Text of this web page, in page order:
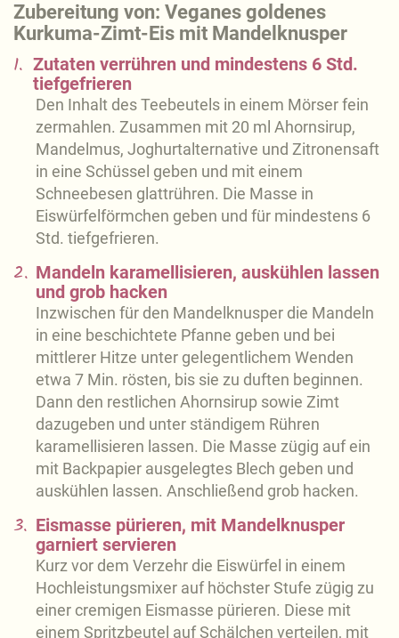
Zubereitung von: Veganes goldenes
Kurkuma-Zimt-Eis mit Mandelknusper
1. Zutaten verrühren und mindestens 6 Std.
tiefgefrieren
Den Inhalt des Teebeutels in einem Mörser fein
zermahlen. Zusammen mit 20 ml Ahornsirup,
Mandelmus, Joghurtalternative und Zitronensaft
in eine Schüssel geben und mit einem
Schneebesen glattrühren. Die Masse in
Eiswürfelförmchen geben und für mindestens 6
Std. tiefgefrieren.
2. Mandeln karamellisieren, auskühlen lassen
und grob hacken
Inzwischen für den Mandelknusper die Mandeln
in eine beschichtete Pfanne geben und bei
mittlerer Hitze unter gelegentlichem Wenden
etwa 7 Min. rösten, bis sie zu duften beginnen.
Dann den restlichen Ahornsirup sowie Zimt
dazugeben und unter ständigem Rühren
karamellisieren lassen. Die Masse zügig auf ein
mit Backpapier ausgelegtes Blech geben und
auskühlen lassen. Anschließend grob hacken.
3. Eismasse pürieren, mit Mandelknusper
garniert servieren
Kurz vor dem Verzehr die Eiswürfel in einem
Hochleistungsmixer auf höchster Stufe zügig zu
einer cremigen Eismasse pürieren. Diese mit
einem Spritzbeutel auf Schälchen verteilen, mit